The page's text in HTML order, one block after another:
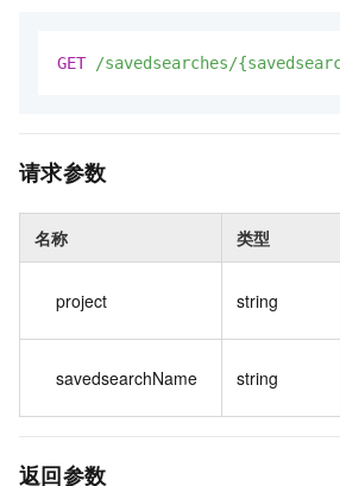
GET /savedsearches/
请求参数
名称 类型
project string
savedsearchName string
返回参数